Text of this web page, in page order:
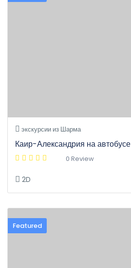
экскурсии из Шарма
Каир-Александрия на автобусе
0 Review
2D
Featured